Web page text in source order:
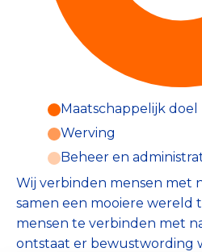
Maatschappelijk doel
Werving
Beheer en
Wij verbinden mensen
samen een mooiere wereld
mensen te verbinden met
ontstaat er bewustwording